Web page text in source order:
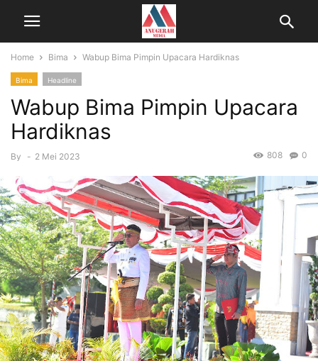
Home Bima Wabup Bima Pimpin Upacara Hardiknas
Bima Headline
Wabup Bima Pimpin Upacara
Hardiknas
By - 2 Mei 2023 0
808